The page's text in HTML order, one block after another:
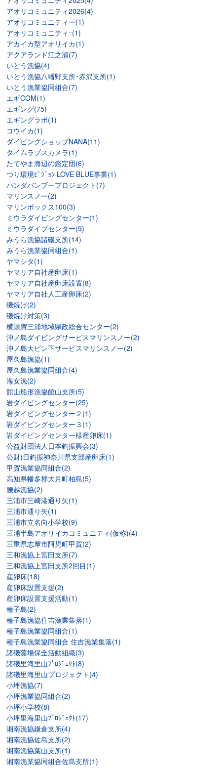
アオリコミュニティ2026(4)
アオリコミュニティー(1)
アオリコミュニティｰ(1)
アカイカ型アオリイカ(1)
アクアランド江之浦(7)
いとう漁協(4)
いとう漁協八幡野支所･赤沢支所(1)
いとう漁業協同組合(7)
エギCOM(1)
エギング(75)
エギングラボ(1)
コウイカ(1)
ダイビングショップNANA(11)
タイムラプスカメラ(1)
たてやま海辺の鑑定団(6)
つり環境ﾋﾞｼﾞｮﾝ LOVE BLUE事業(1)
パンダバンブープロジェクト(7)
マリンスノー(2)
マリンボックス100(3)
ミウラダイビングセンター(1)
ミウラダイブセンター(9)
みうら漁協諸磯支所(14)
みうら漁業協同組合(1)
ヤマシタ(1)
ヤマリア自社産卵床(1)
ヤマリア自社産卵床設置(8)
ヤマリア自社人工産卵床(2)
磯焼け(2)
磯焼け対策(3)
横須賀三浦地域県政総合センター(2)
沖ノ島ダイビングサービスマリンスノー(2)
沖ノ島大ビン下サービスマリンスノー(2)
屋久島漁協(1)
屋久島漁業協同組合(4)
海女漁(2)
館山船形漁協館山支所(5)
岩ダイビングセンター(25)
岩ダイビングセンター２(1)
岩ダイビングセンター３(1)
岩ダイビングセンター様産卵床(1)
公益財団法人日本釣振興会(3)
公財)日釣振神奈川県支部産卵床(1)
甲賀漁業協同組合(2)
高知県幡多郡大月町柏島(5)
腰越漁協(2)
三浦市三崎港通り矢(1)
三浦市通り矢(1)
三浦市立名向小学校(9)
三浦半島アオリイカコミュニティ(仮称)(4)
三重県志摩市阿児町甲賀(2)
三和漁協上宮田支所(7)
三和漁協上宮田支所2回目(1)
産卵床(18)
産卵床設置支援(2)
産卵床設置支援活動(1)
種子島(2)
種子島漁協住吉漁業集落(1)
種子島漁業協同組合(1)
種子島漁業協同組合 住吉漁業集落(1)
諸磯藻場保全活動組織(3)
諸磯里海里山ﾌﾟﾛｼﾞｪｸﾄ(8)
諸磯里海里山プロジェクト(4)
小坪漁協(7)
小坪漁業協同組合(2)
小坪小学校(8)
小坪里海里山ﾌﾟﾛｼﾞｪｸﾄ(17)
湘南漁協鎌倉支所(4)
湘南漁協佐島支所(2)
湘南漁協葉山支所(1)
湘南漁業協同組合佐島支所(1)